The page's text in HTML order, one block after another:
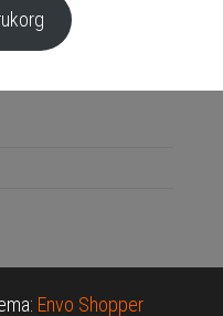
Envo Shopper